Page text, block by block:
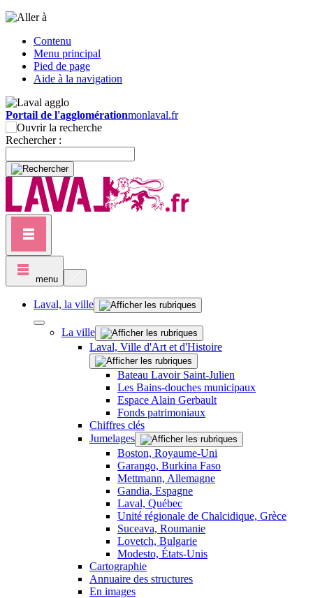
Contenu
Menu principal
Pied de page
Aide à la navigation
Portail de l'agglomérationmonlaval.fr
Rechercher :
menu
Laval, la ville
La ville
Laval, Ville d'Art et d'Histoire
Bateau Lavoir Saint-Julien
Les Bains-douches municipaux
Espace Alain Gerbault
Fonds patrimoniaux
Chiffres clés
Jumelages
Boston, Royaume-Uni
Garango, Burkina Faso
Mettmann, Allemagne
Gandia, Espagne
Laval, Québec
Unité régionale de Chalcidique, Grèce
Suceava, Roumanie
Lovetch, Bulgarie
Modesto, États-Unis
Cartographie
Annuaire des structures
En images